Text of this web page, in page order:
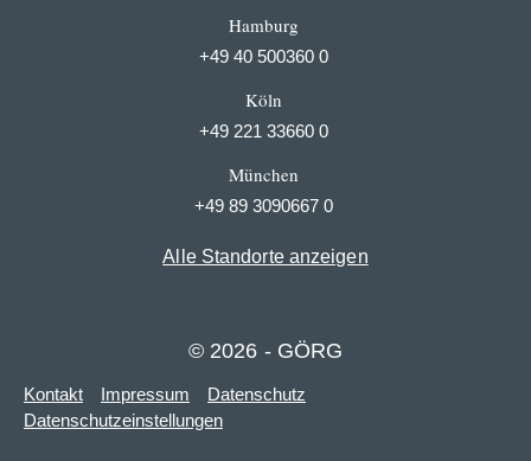
Hamburg
+49 40 500360 0
Köln
+49 221 33660 0
München
+49 89 3090667 0
Alle Standorte anzeigen
© 2026 - GÖRG
Kontakt Impressum
Datenschutz
Datenschutzeinstellungen